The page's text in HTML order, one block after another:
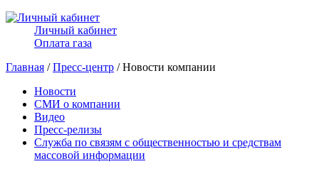
Личный кабинет
Оплата газа
Главная /Пресс-центр / Новости компании
Новости
СМИ о компании
Видео
Пресс-релизы
Служба по связям с общественностью и средствам
массовой информации